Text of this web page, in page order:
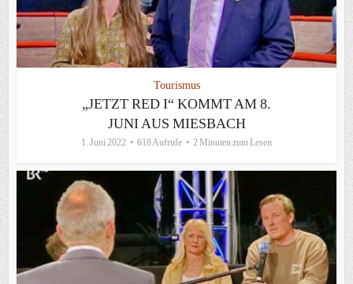
Tourismus
„JETZT RED I“ KOMMT AM 8.
JUNI AUS MIESBACH
1. Juni 2022 618 Aufrufe 2 Minuten zum Lesen